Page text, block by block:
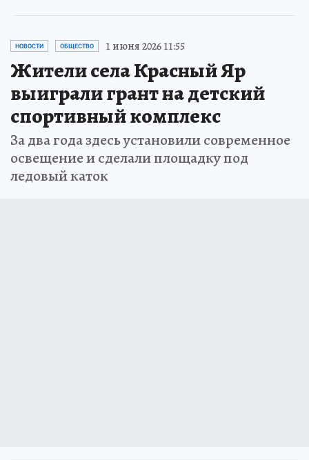
НОВОСТИ ОБЩЕСТВО 1 июня 2026 11:55
Жители села Красный Яр
выиграли грант на детский
спортивный комплекс
За два года здесь установили современное
освещение и сделали площадку под
ледовый каток